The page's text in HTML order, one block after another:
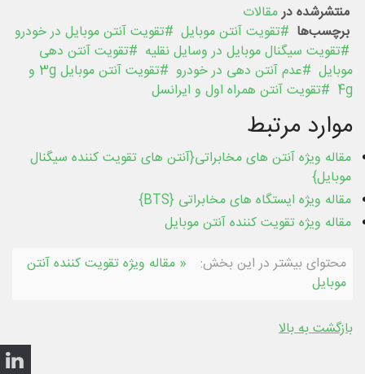
منتشرشده درمقالات
برچسب‌ها
تقویت آنتن موبایل
تقویت آنتن موبایل در خودرو
تقویت سیگنال موبایل در وسایل نقلیه
تقویت آنتن دهی
موبایل
عدم آنتن دهی در خودرو
تقویت آنتن موبایل 3g و
4g
تقویت آنتن همراه اول و ایرانسل
موارد مرتبط
مقاله ویژه آنتن های مخابراتی{آنتن های تقویت کننده سیگنال
موبایل}
مقاله ویژه ایستگاه های مخابراتی {BTS}
مقاله ویژه تقویت کننده آنتن موبایل
محتوای بیشتر در این بخش:
« مقاله ویژه تقویت کننده آنتن
موبایل
بازگشت به بالا